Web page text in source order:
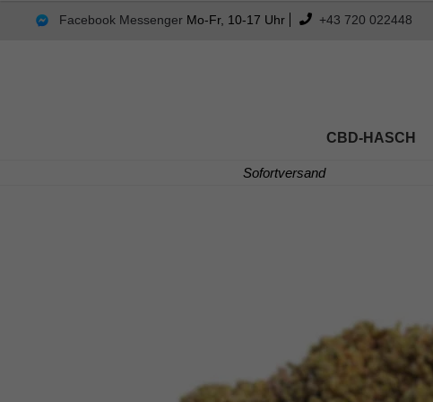
Facebook Messenger Mo-Fr, 10-17 Uhr +43 720 022448
CBD-HASCH
Sofortversand
mit 4.83